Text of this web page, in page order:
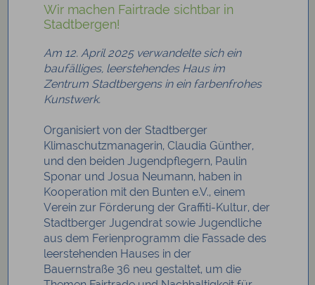
Wir machen Fairtrade sichtbar in
Stadtbergen!
Am 12. April 2025 verwandelte sich ein
baufälliges, leerstehendes Haus im
Zentrum Stadtbergens in ein farbenfrohes
Kunstwerk.
Organisiert von der Stadtberger
Klimaschutzmanagerin, Claudia Günther,
und den beiden Jugendpflegern, Paulin
Sponar und Josua Neumann, haben in
Kooperation mit den Bunten e.V., einem
Verein zur Förderung der Graffiti-Kultur, der
Stadtberger Jugendrat sowie Jugendliche
aus dem Ferienprogramm die Fassade des
leerstehenden Hauses in der
Bauernstraße 36 neu gestaltet, um die